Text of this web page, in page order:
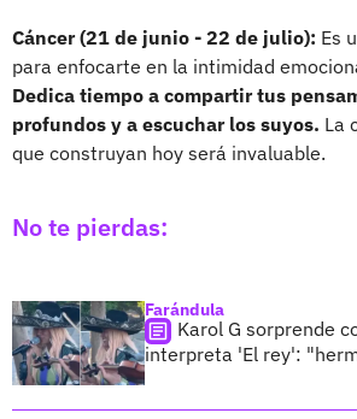
Cáncer (21 de junio - 22 de julio): Es
para enfocarte en la intimidad
Dedica tiempo a compartir tus
profundos y a escuchar los suyos. La
que construyan hoy será invaluable.
No te pierdas:
Farándula
Karol G sorprende
interpreta 'El rey':